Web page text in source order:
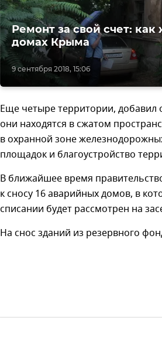
9 сентября 2018, 15:06
Ремонт за свой счет:
домах Крыма
Еще четыре территории,
они находятся в сжатом
в охранной зоне
площадок и благоустройство
В ближайшее время
к сносу 16 аварийных домов, в
списании будет рассмотрен на
На снос зданий из резервного